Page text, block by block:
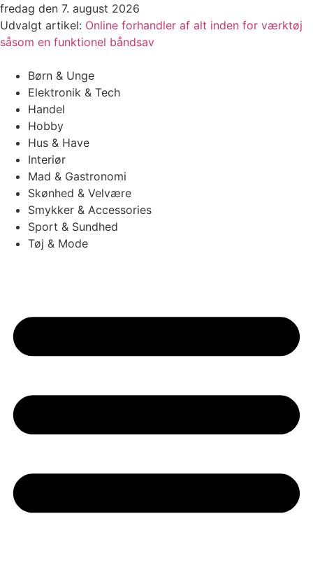
Videre
til
indhold
fredag den 7. august 2026
Udvalgt artikel: Online forhandler af alt inden for værktøj
såsom en funktionel båndsav
Børn & Unge
Elektronik & Tech
Handel
Hobby
Hus & Have
Interiør
Mad & Gastronomi
Skønhed & Velvære
Smykker & Accessories
Sport & Sundhed
Tøj & Mode